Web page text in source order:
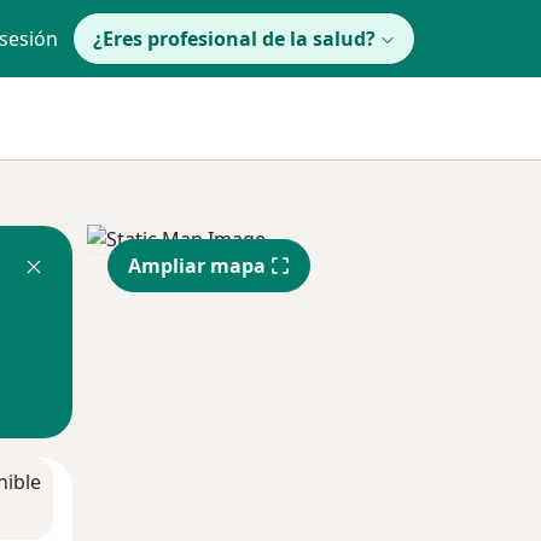
¿Eres profesional de la salud?
Ampliar mapa